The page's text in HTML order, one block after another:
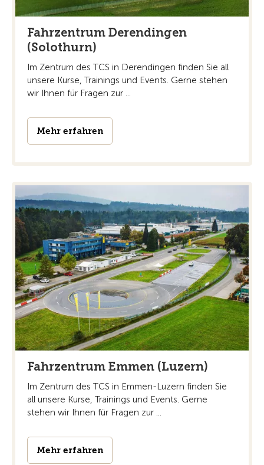
Fahrzentrum Derendingen
(Solothurn)
Im Zentrum des TCS in Derendingen finden Sie all
unsere Kurse, Trainings und Events. Gerne stehen
wir Ihnen für Fragen zur ...
Mehr erfahren
Fahrzentrum Emmen (Luzern)
Im Zentrum des TCS in Emmen-Luzern finden Sie
all unsere Kurse, Trainings und Events. Gerne
stehen wir Ihnen für Fragen zur ...
Mehr erfahren